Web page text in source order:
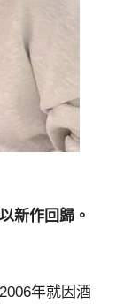
新作回歸。
年就因酒